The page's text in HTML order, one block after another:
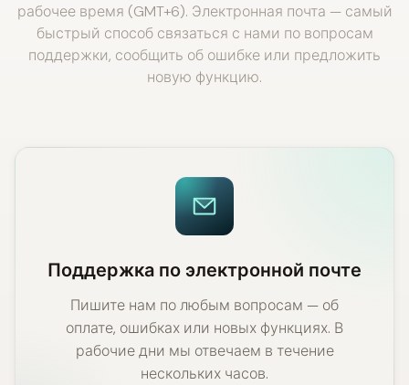
рабочее время (GMT+6). Электронная почта — самый
быстрый способ связаться с нами по вопросам
поддержки, сообщить об ошибке или предложить
новую функцию.
Поддержка по электронной почте
Пишите нам по любым вопросам — об
оплате, ошибках или новых функциях. В
рабочие дни мы отвечаем в течение
нескольких часов.